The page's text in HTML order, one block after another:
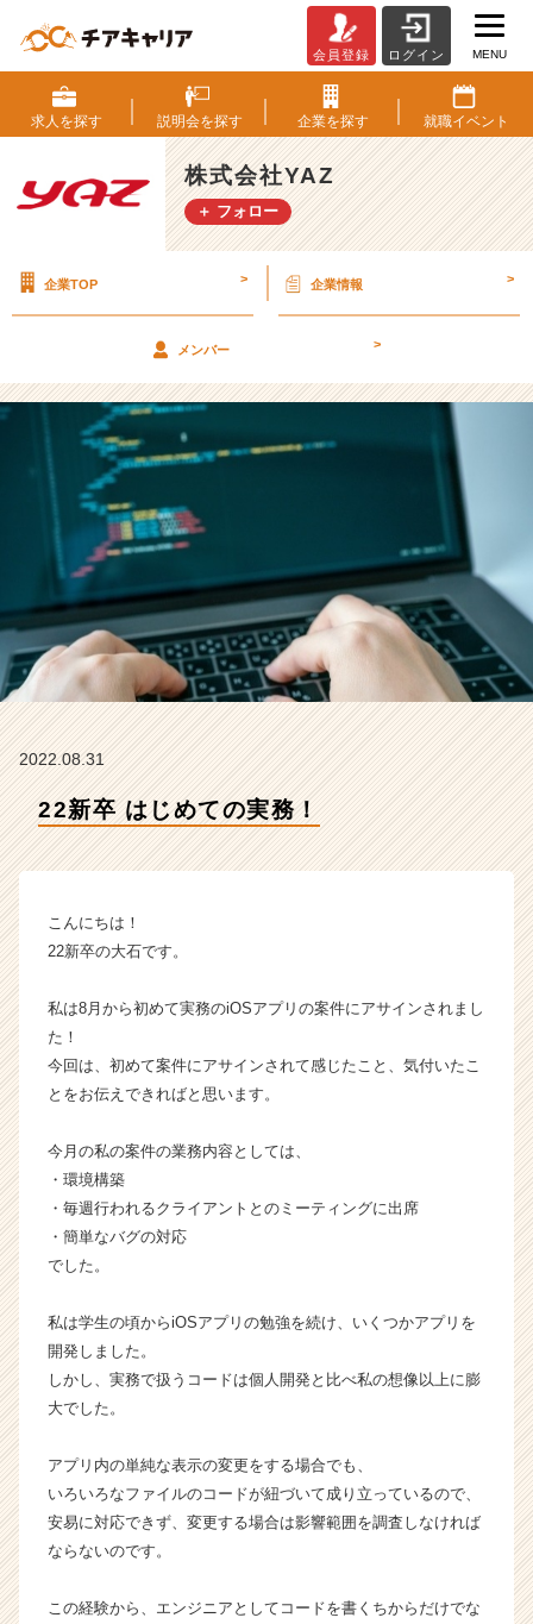
2
新
卒
は
じ
め
務！
会
社
A
の
タ
ム
ラ
イ
ン】
|
ー・
カ
ト
が
就
サ
ア
リ
h
e
e
r
会員登録 ログイン MENU
求人を探す 説明会を探す 企業を探す 就職イベント
株式会社YAZ
＋ フォロー
企業TOP > 企業情報 >
メンバー >
2022.08.31
22新卒 はじめての実務！
こんにちは！
22新卒の大石です。
私は8月から初めて実務のiOSアプリの案件にアサインされまし
た！
今回は、初めて案件にアサインされて感じたこと、気付いたこ
とをお伝えできればと思います。
今月の私の案件の業務内容としては、
・環境構築
・毎週行われるクライアントとのミーティングに出席
・簡単なバグの対応
でした。
私は学生の頃からiOSアプリの勉強を続け、いくつかアプリを
開発しました。
しかし、実務で扱うコードは個人開発と比べ私の想像以上に膨
大でした。
アプリ内の単純な表示の変更をする場合でも、
いろいろなファイルのコードが紐づいて成り立っているので、
安易に対応できず、変更する場合は影響範囲を調査しなければ
ならないのです。
この経験から、エンジニアとしてコードを書くちからだけでな